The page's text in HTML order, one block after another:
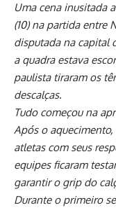
Uma cena inusitada
(10) na partida entre
disputada na capital
a quadra estava
paulista tiraram os
descalças.
Tudo começou na
Após o
atletas com seus
equipes ficaram
garantir o grip do
Durante o primeiro